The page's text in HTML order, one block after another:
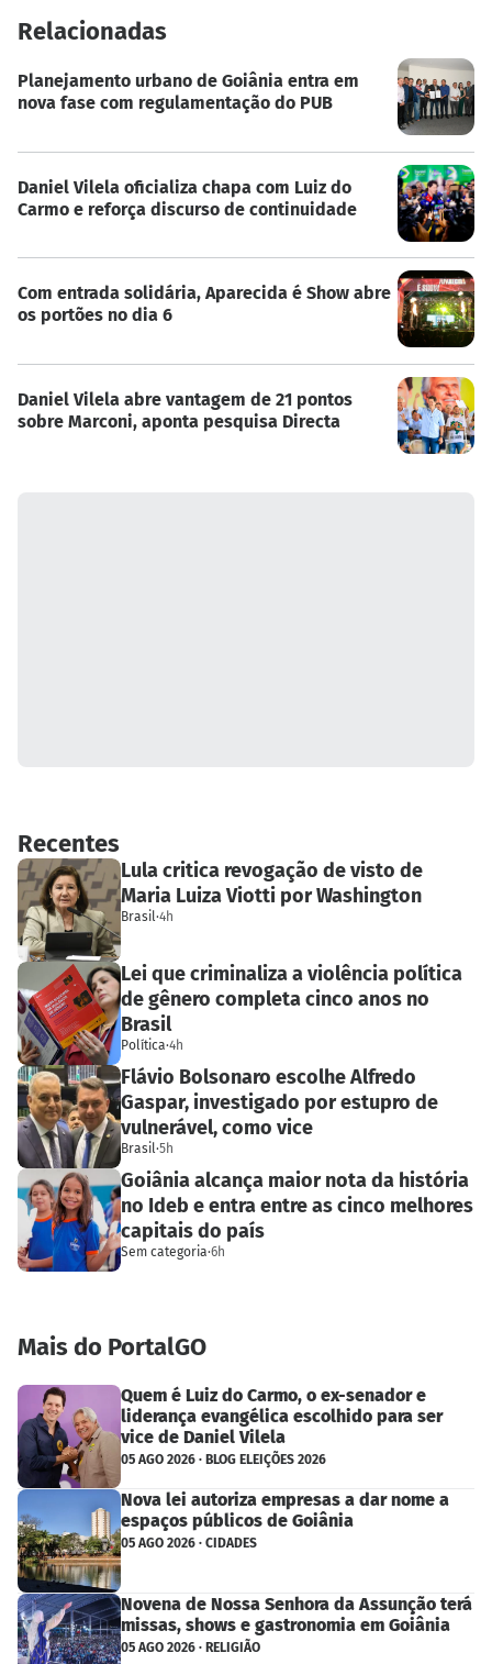
Relacionadas
Planejamento urbano de Goiânia entra em
nova fase com regulamentação do PUB
Daniel Vilela oficializa chapa com Luiz do
Carmo e reforça discurso de continuidade
Com entrada solidária, Aparecida é Show abre
os portões no dia 6
Daniel Vilela abre vantagem de 21 pontos
sobre Marconi, aponta pesquisa Directa
Recentes
Lula critica revogação de visto de
Maria Luiza Viotti por Washington
Brasil·4h
Lei que criminaliza a violência política
de gênero completa cinco anos no
Brasil
Política·4h
Flávio Bolsonaro escolhe Alfredo
Gaspar, investigado por estupro de
vulnerável, como vice
Brasil·5h
Goiânia alcança maior nota da história
no Ideb e entra entre as cinco melhores
capitais do país
Sem categoria·6h
Mais do PortalGO
Quem é Luiz do Carmo, o ex-senador e
liderança evangélica escolhido para ser
vice de Daniel Vilela
05 AGO 2026 · BLOG ELEIÇÕES 2026
Nova lei autoriza empresas a dar nome a
espaços públicos de Goiânia
05 AGO 2026 · CIDADES
Novena de Nossa Senhora da Assunção terá
missas, shows e gastronomia em Goiânia
05 AGO 2026 · RELIGIÃO